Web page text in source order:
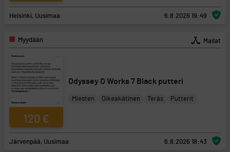
Helsinki, Uusimaa 6.8.2026 19:49
Myydään Mailat
120 €
Odyssey O Works 7 Black putteri
Miesten Oikeakätinen Teräs Putterit
Järvenpää, Uusimaa 6.8.2026 18:43